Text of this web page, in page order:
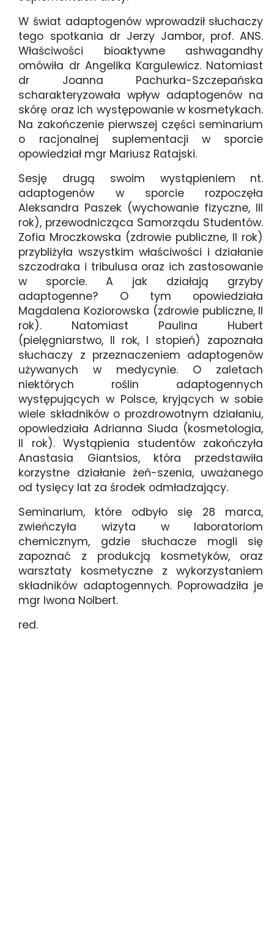
W świat adaptogenów wprowadził słuchaczy
tego spotkania dr Jerzy Jambor, prof. ANS.
Właściwości bioaktywne ashwagandhy
omówiła dr Angelika Kargulewicz. Natomiast
dr Joanna Pachurka-Szczepańska
scharakteryzowała wpływ adaptogenów na
skórę oraz ich występowanie w kosmetykach.
Na zakończenie pierwszej części seminarium
o racjonalnej suplementacji w sporcie
opowiedział mgr Mariusz Ratajski.
Sesję drugą swoim wystąpieniem nt.
adaptogenów w sporcie rozpoczęła
Aleksandra Paszek (wychowanie fizyczne, III
rok), przewodnicząca Samorządu Studentów.
Zofia Mroczkowska (zdrowie publiczne, II rok)
przybliżyła wszystkim właściwości i działanie
szczodraka i tribulusa oraz ich zastosowanie
w sporcie. A jak działają grzyby
adaptogenne? O tym opowiedziała
Magdalena Koziorowska (zdrowie publiczne, II
rok). Natomiast Paulina Hubert
(pielęgniarstwo, II rok, I stopień) zapoznała
słuchaczy z przeznaczeniem adaptogenów
używanych w medycynie. O zaletach
niektórych roślin adaptogennych
występujących w Polsce, kryjących w sobie
wiele składników o prozdrowotnym działaniu,
opowiedziała Adrianna Siuda (kosmetologia,
II rok). Wystąpienia studentów zakończyła
Anastasia Giantsios, która przedstawiła
korzystne działanie żeń-szenia, uważanego
od tysięcy lat za środek odmładzający.
Seminarium, które odbyło się 28 marca,
zwieńczyła wizyta w laboratoriom
chemicznym, gdzie słuchacze mogli się
zapoznać z produkcją kosmetyków, oraz
warsztaty kosmetyczne z wykorzystaniem
składników adaptogennych. Poprowadziła je
mgr Iwona Nolbert.
red.